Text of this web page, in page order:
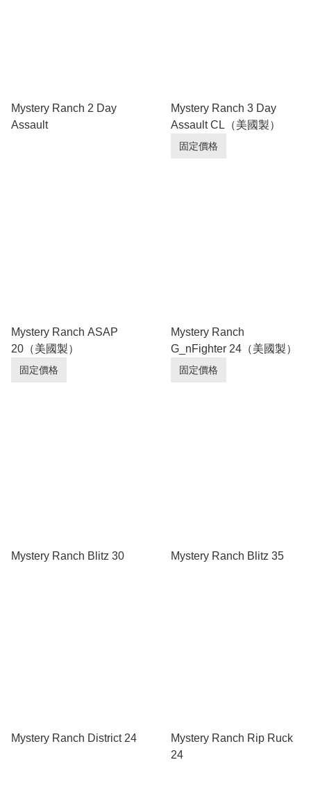
Mystery Ranch 2 Day
Assault
Mystery Ranch 3 Day
Assault CL（美國製）
固定價格
Mystery Ranch ASAP
20（美國製）
固定價格
Mystery Ranch
G_nFighter 24（美國製）
固定價格
Mystery Ranch Blitz 30 Mystery Ranch Blitz 35
Mystery Ranch District 24
Mystery Ranch Rip Ruck
24